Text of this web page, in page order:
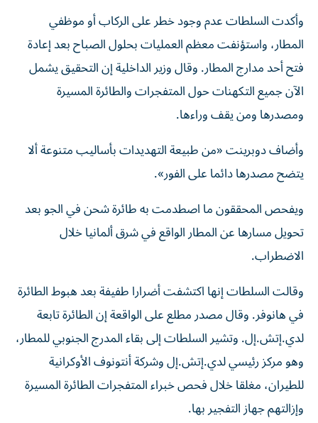
وأكدت السلطات عدم وجود خطر على الركاب ‌أو موظفي
المطار، واستؤنفت معظم العمليات بحلول الصباح بعد إعادة
فتح أحد مدارج المطار. وقال وزير الداخلية إن التحقيق يشمل
الآن جميع التكهنات ⁠حول المتفجرات والطائرة المسيرة
ومصدرها ومن يقف وراءها.
وأضاف دوبرينت «من طبيعة التهديدات بأساليب متنوعة ألا
يتضح مصدرها دائما على الفور».
ويفحص المحققون ما اصطدمت به طائرة ​شحن في ‌الجو بعد
تحويل مسارها عن المطار الواقع في شرق ألمانيا ‌خلال
الاضطراب.
وقالت السلطات إنها اكتشفت أضرارا طفيفة بعد هبوط الطائرة
في هانوفر. وقال مصدر مطلع على الواقعة إن الطائرة تابعة
لدي.إتش.إل. وتشير السلطات إلى بقاء ‌المدرج الجنوبي ‌للمطار،
وهو مركز رئيسي لدي.إتش.إل وشركة ⁠أنتونوف الأوكرانية
للطيران، مغلقا خلال فحص خبراء المتفجرات الطائرة ‌المسيرة
وإزالتهم جهاز التفجير بها.